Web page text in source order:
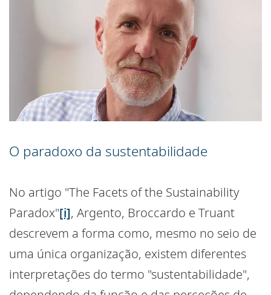
O paradoxo da sustentabilidade
No artigo "The Facets of the Sustainability
Paradox"[i], Argento, Broccardo e Truant
descrevem a forma como, mesmo no seio de
uma única organização, existem diferentes
interpretações do termo "sustentabilidade",